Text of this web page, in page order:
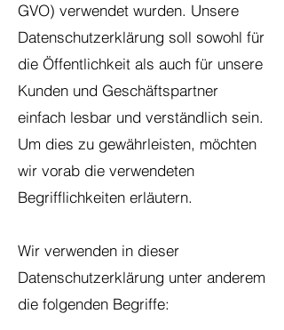
GVO) verwendet wurden. Unsere
Datenschutzerklärung soll sowohl für
die Öffentlichkeit als auch für unsere
Kunden und Geschäftspartner
einfach lesbar und verständlich sein.
Um dies zu gewährleisten, möchten
wir vorab die verwendeten
Begrifflichkeiten erläutern.
Wir verwenden in dieser
Datenschutzerklärung unter anderem
die folgenden Begriffe: